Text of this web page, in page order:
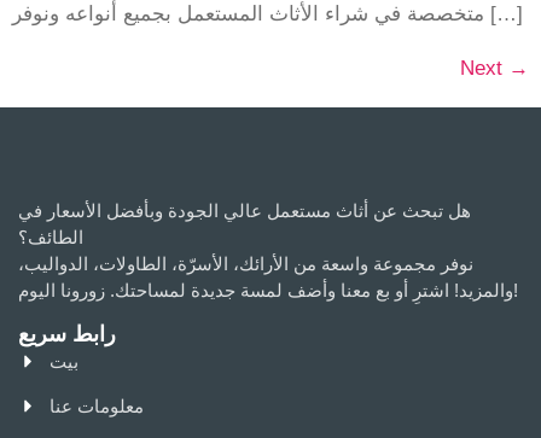
متخصصة في شراء الأثاث المستعمل بجميع أنواعه ونوفر […]
Next →
هل تبحث عن أثاث مستعمل عالي الجودة وبأفضل الأسعار في
الطائف؟
نوفر مجموعة واسعة من الأرائك، الأسرّة، الطاولات، الدواليب،
والمزيد! اشترِ أو بع معنا وأضف لمسة جديدة لمساحتك. زورونا اليوم!
رابط سريع
بيت
معلومات عنا